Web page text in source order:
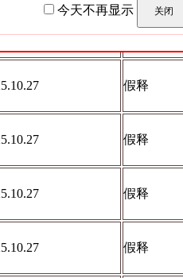
不予假释
假释
假释
假释
假释
今天不再显示 关闭